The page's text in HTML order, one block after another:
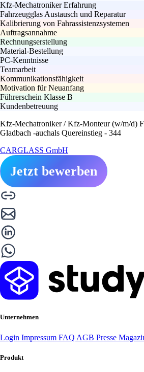
Kfz-Mechatroniker Erfahrung
Fahrzeugglas Austausch und Reparatur
Kalibrierung von Fahrassistenzsystemen
Auftragsannahme
Rechnungserstellung
Material-Bestellung
PC-Kenntnisse
Teamarbeit
Kommunikationsfähigkeit
Motivation für Neuanfang
Führerschein Klasse B
Kundenbetreuung
Kfz-Mechatroniker / Kfz-Monteur (w/m/d)
Gladbach -auchals Quereinstieg - 344
CARGLASS GmbH
Jetzt bewerben
Unternehmen
Login Impressum FAQ AGB Presse
Produkt